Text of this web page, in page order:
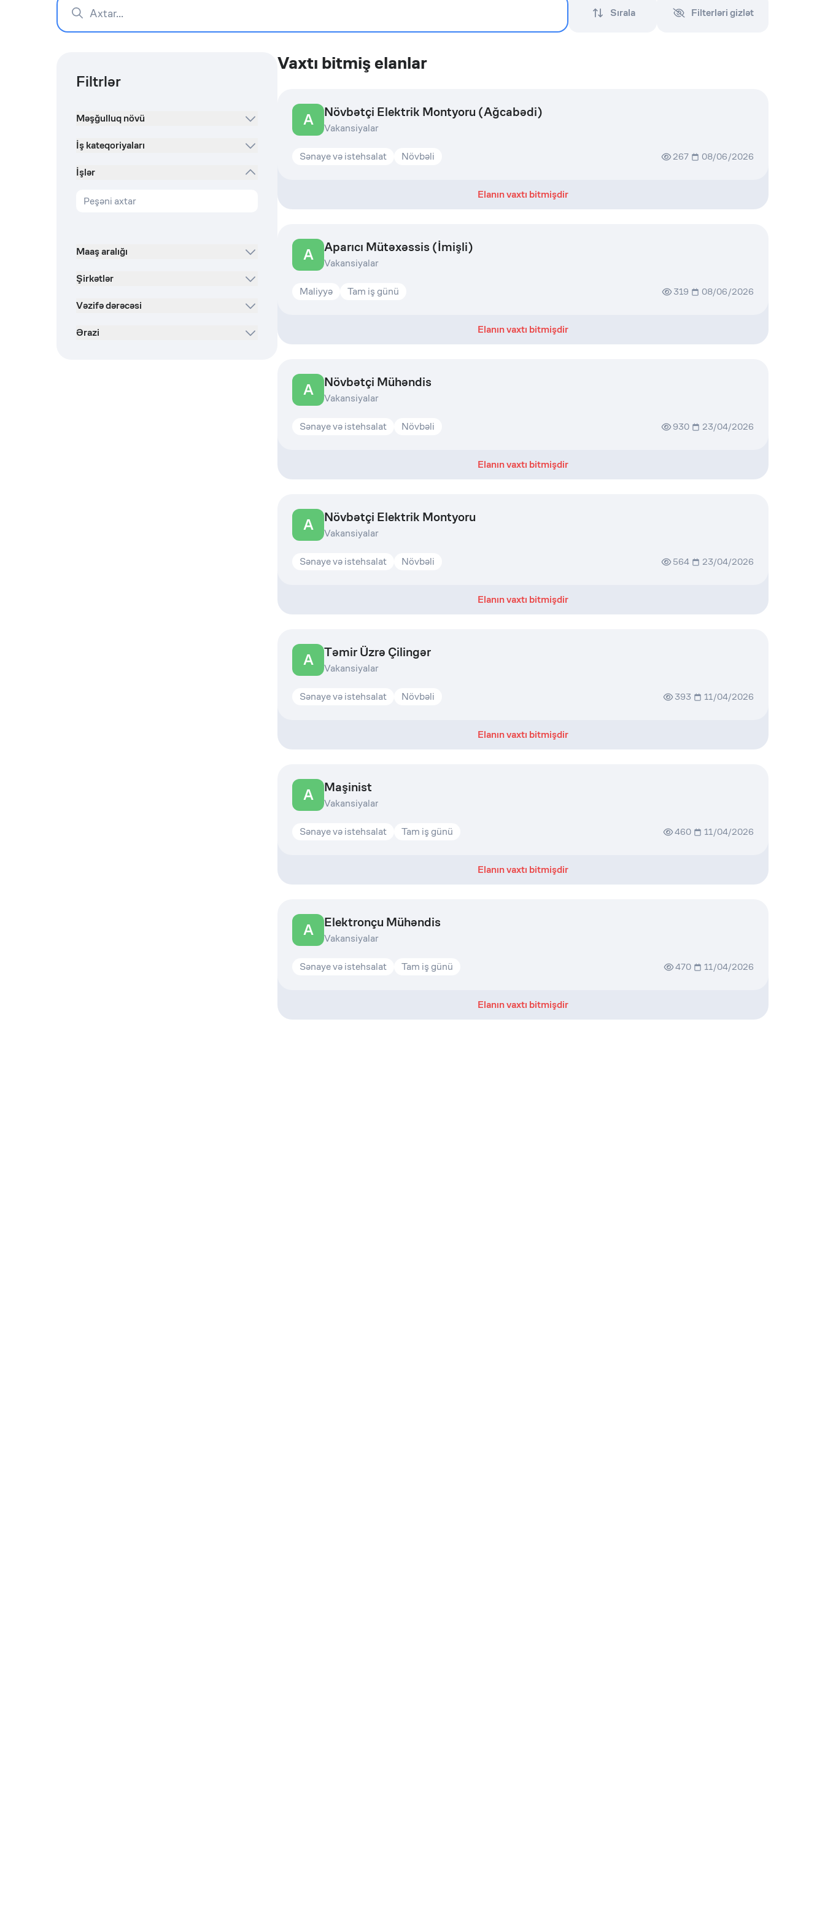
Sırala Filterləri gizlət
Filtrlər
Məşğulluq növü
İş kateqoriyaları
İşlər
Maaş aralığı
Şirkətlər
Vəzifə dərəcəsi
Ərazi
Vaxtı bitmiş elanlar
A Növbətçi Elektrik Montyoru (Ağcabədi)
Vakansiyalar
Sənaye və istehsalat Növbəli 267 08/06/2026
Elanın vaxtı bitmişdir
A Aparıcı Mütəxəssis (İmişli)
Vakansiyalar
Maliyyə Tam iş günü 319 08/06/2026
Elanın vaxtı bitmişdir
A Növbətçi Mühəndis
Vakansiyalar
Sənaye və istehsalat Növbəli 930 23/04/2026
Elanın vaxtı bitmişdir
A Növbətçi Elektrik Montyoru
Vakansiyalar
Sənaye və istehsalat Növbəli 564 23/04/2026
Elanın vaxtı bitmişdir
A Təmir Üzrə Çilingər
Vakansiyalar
Sənaye və istehsalat Növbəli 393 11/04/2026
Elanın vaxtı bitmişdir
A Maşinist
Vakansiyalar
Sənaye və istehsalat Tam iş günü 460 11/04/2026
Elanın vaxtı bitmişdir
A Elektronçu Mühəndis
Vakansiyalar
Sənaye və istehsalat Tam iş günü 470 11/04/2026
Elanın vaxtı bitmişdir